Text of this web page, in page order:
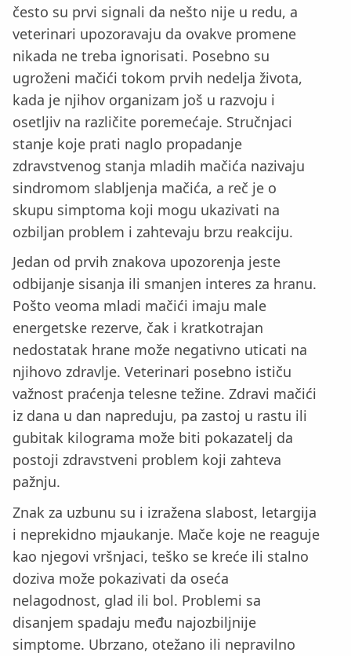
često su prvi signali da nešto nije u redu, a
veterinari upozoravaju da ovakve promene
nikada ne treba ignorisati. Posebno su
ugroženi mačići tokom prvih nedelja života,
kada je njihov organizam još u razvoju i
osetljiv na različite poremećaje. Stručnjaci
stanje koje prati naglo propadanje
zdravstvenog stanja mladih mačića nazivaju
sindromom slabljenja mačića, a reč je o
skupu simptoma koji mogu ukazivati na
ozbiljan problem i zahtevaju brzu reakciju.
Jedan od prvih znakova upozorenja jeste
odbijanje sisanja ili smanjen interes za hranu.
Pošto veoma mladi mačići imaju male
energetske rezerve, čak i kratkotrajan
nedostatak hrane može negativno uticati na
njihovo zdravlje. Veterinari posebno ističu
važnost praćenja telesne težine. Zdravi mačići
iz dana u dan napreduju, pa zastoj u rastu ili
gubitak kilograma može biti pokazatelj da
postoji zdravstveni problem koji zahteva
pažnju.
Znak za uzbunu su i izražena slabost, letargija
i neprekidno mjaukanje. Mače koje ne reaguje
kao njegovi vršnjaci, teško se kreće ili stalno
doziva može pokazivati da oseća
nelagodnost, glad ili bol. Problemi sa
disanjem spadaju među najozbiljnije
simptome. Ubrzano, otežano ili nepravilno